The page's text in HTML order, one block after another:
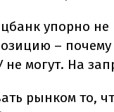
упорно
–
могут. На
рынком то,